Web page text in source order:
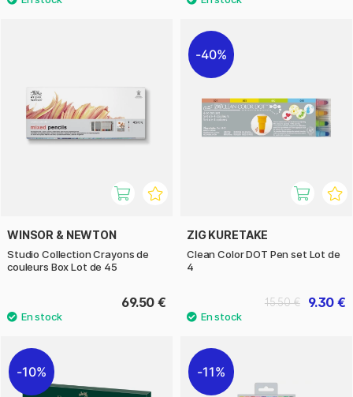
WINSOR & NEWTON
Studio Collection Crayons de
couleurs Box Lot de 45
69.50 €
40%
ZIG KURETAKE
Clean Color DOT Pen set Lot de
4
9.30 €
15.50 €
10% 11%